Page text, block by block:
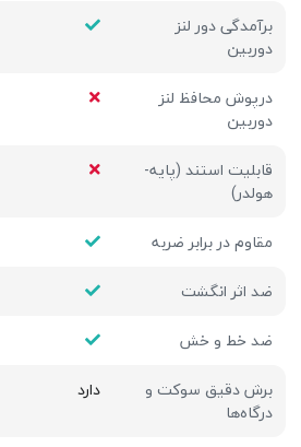
برآمدگی دور لنز
دوربین
درپوش محافظ لنز
دوربین
قابلیت استند (پایه-
هولدر)
مقاوم در برابر ضربه
ضد اثر انگشت
ضد خط و خش
برش دقیق سوکت و
درگاه‌ها
دارد